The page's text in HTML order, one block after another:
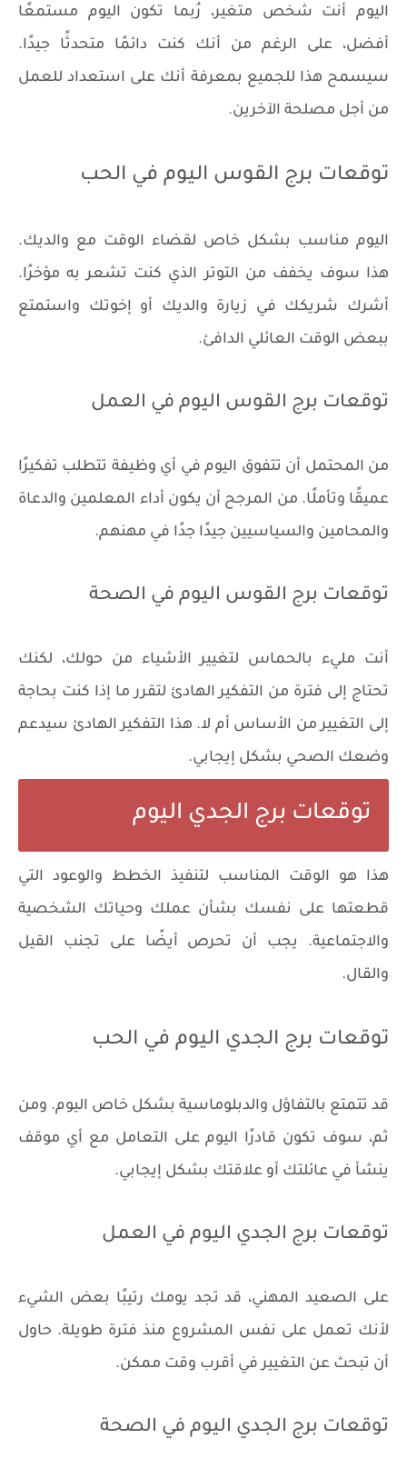
اليوم أنت شخص متغير، رُبما تكون اليوم مستمعًا
أفضل، على الرغم من أنك كنت دائمًا متحدثًا جيدًا.
سيسمح هذا للجميع بمعرفة أنك على استعداد للعمل
من أجل مصلحة الآخرين.
توقعات برج القوس اليوم في الحب
اليوم مناسب بشكل خاص لقضاء الوقت مع والديك.
هذا سوف يخفف من التوتر الذي كنت تشعر به مؤخرًا.
أشرك شريكك في زيارة والديك أو إخوتك واستمتع
ببعض الوقت العائلي الدافئ.
توقعات برج القوس اليوم في العمل
من المحتمل أن تتفوق اليوم في أي وظيفة تتطلب تفكيرًا
عميقًا وتأملًا. من المرجح أن يكون أداء المعلمين والدعاة
والمحامين والسياسيين جيدًا جدًا في مهنهم.
توقعات برج القوس اليوم في الصحة
أنت مليء بالحماس لتغيير الأشياء من حولك، لكنك
تحتاج إلى فترة من التفكير الهادئ لتقرر ما إذا كنت بحاجة
إلى التغيير من الأساس أم لا. هذا التفكير الهادئ سيدعم
وضعك الصحي بشكل إيجابي.
توقعات برج الجدي اليوم
هذا هو الوقت المناسب لتنفيذ الخطط والوعود التي
قطعتها على نفسك بشأن عملك وحياتك الشخصية
والاجتماعية. يجب أن تحرص أيضًا على تجنب القيل
والقال.
توقعات برج الجدي اليوم في الحب
قد تتمتع بالتفاؤل والدبلوماسية بشكل خاص اليوم. ومن
ثم، سوف تكون قادرًا اليوم على التعامل مع أي موقف
ينشأ في عائلتك أو علاقتك بشكل إيجابي.
توقعات برج الجدي اليوم في العمل
على الصعيد المهني، قد تجد يومك رتيبًا بعض الشيء
لأنك تعمل على نفس المشروع منذ فترة طويلة. حاول
أن تبحث عن التغيير في أقرب وقت ممكن.
توقعات برج الجدي اليوم في الصحة